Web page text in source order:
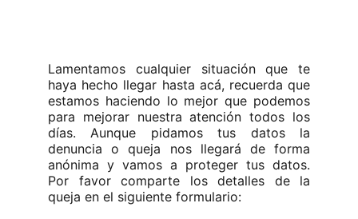
Lamentamos cualquier situación que te
haya hecho llegar hasta acá, recuerda que
estamos haciendo lo mejor que podemos
para mejorar nuestra atención todos los
días. Aunque pidamos tus datos la
denuncia o queja nos llegará de forma
anónima y vamos a proteger tus datos.
Por favor comparte los detalles de la
queja en el siguiente formulario: